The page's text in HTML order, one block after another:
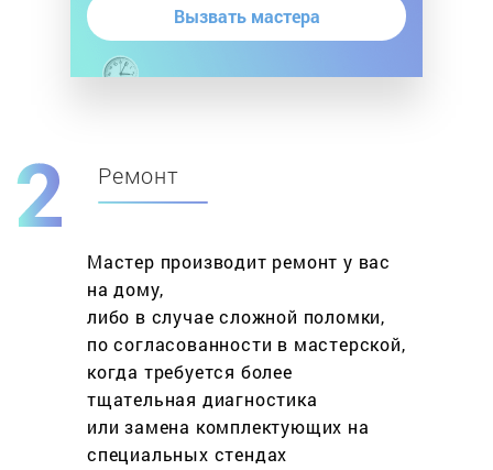
Вызвать мастера
Ремонт
Мастер производит ремонт у вас
на дому,
либо в случае сложной поломки,
по согласованности в мастерской,
когда требуется более
тщательная диагностика
или замена комплектующих на
специальных стендах